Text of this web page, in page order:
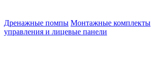
Дренажные помпы Монтажные комплекты
управления и лицевые панели